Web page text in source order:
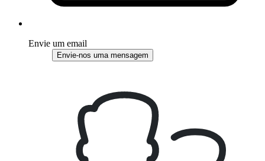
Envie um email
Envie-nos uma mensagem